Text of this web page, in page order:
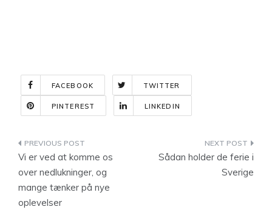
FACEBOOK TWITTER
PINTEREST LINKEDIN
Indlægsnavigation
Vi er ved at komme os
over nedlukninger, og
mange tænker på nye
oplevelser
Sådan holder de ferie i
Sverige